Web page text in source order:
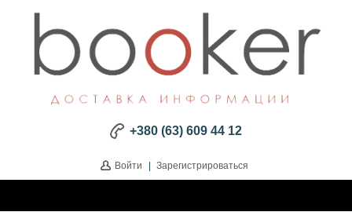
+380 (63) 609 44 12
Войти | Зарегистрироваться